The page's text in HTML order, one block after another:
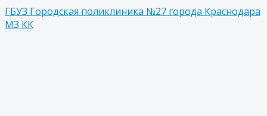
ГБУЗ Городская поликлиника №27 города Краснодара
МЗ КК